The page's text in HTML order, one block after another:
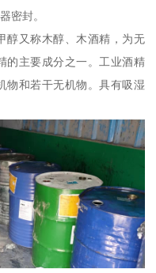
密封。
醇又称木醇、木酒精，为无
的主要成分之一。工业酒精
物和若干无机物。具有吸湿